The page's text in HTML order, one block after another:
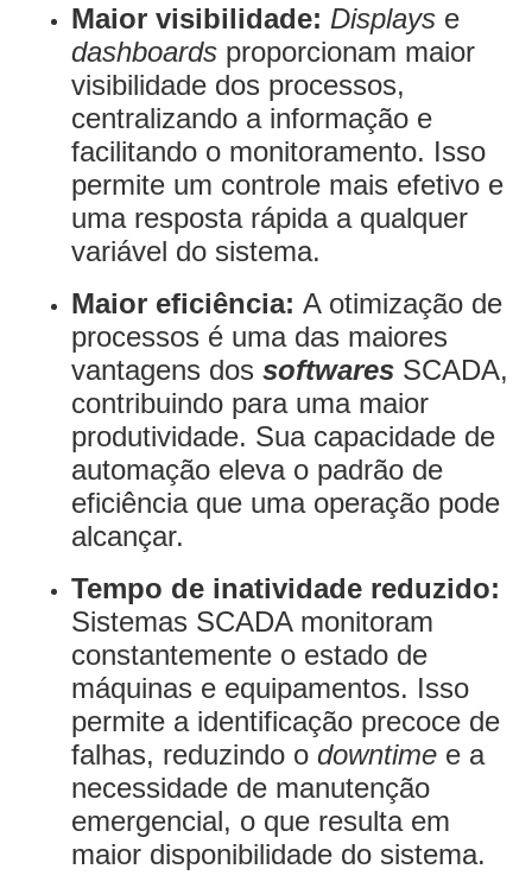
Maior visibilidade: Displays e
dashboards proporcionam maior
visibilidade dos processos,
centralizando a informação e
facilitando o monitoramento. Isso
permite um controle mais efetivo e
uma resposta rápida a qualquer
variável do sistema.
Maior eficiência: A otimização de
processos é uma das maiores
vantagens dos softwares SCADA,
contribuindo para uma maior
produtividade. Sua capacidade de
automação eleva o padrão de
eficiência que uma operação pode
alcançar.
Tempo de inatividade reduzido:
Sistemas SCADA monitoram
constantemente o estado de
máquinas e equipamentos. Isso
permite a identificação precoce de
falhas, reduzindo o downtime e a
necessidade de manutenção
emergencial, o que resulta em
maior disponibilidade do sistema.